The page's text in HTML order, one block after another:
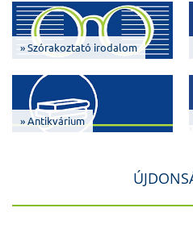
» Szórakoztató irodalom
» Antikvárium